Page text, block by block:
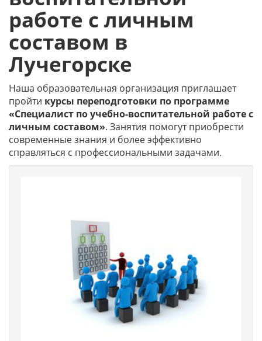
работе с личным
составом в
Лучегорске
Наша образовательная организация приглашает
пройти курсы переподготовки по программе
«Специалист по учебно-воспитательной работе с
личным составом». Занятия помогут приобрести
современные знания и более эффективно
справляться с профессиональными задачами.